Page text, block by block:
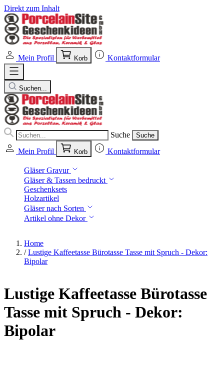
Direkt zum Inhalt
Mein Profil Korb Kontaktformular
Suchen...
Suche Suche
Mein Profil Korb Kontaktformular
Gläser Gravur
Gläser & Tassen bedruckt
Geschenksets
Holzartikel
Gläser nach Sorten
Artikel ohne Dekor
Home
/ Lustige Kaffeetasse Bürotasse Tasse mit Spruch - Dekor:
Bipolar
Lustige Kaffeetasse Bürotasse
Tasse mit Spruch - Dekor:
Bipolar